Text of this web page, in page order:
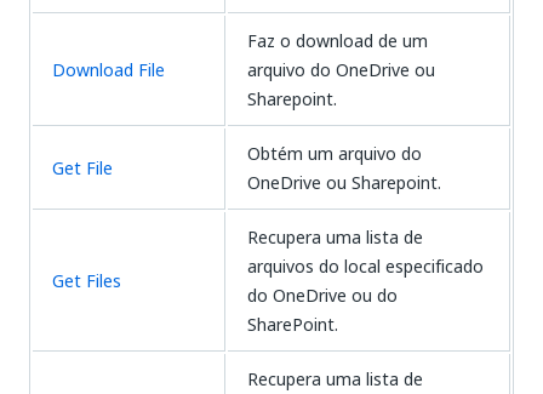
Download File
Faz o download de um
arquivo do OneDrive ou
Sharepoint.
Get File
Obtém um arquivo do
OneDrive ou Sharepoint.
Get Files
Recupera uma lista de
arquivos do local especificado
do OneDrive ou do
SharePoint.
Recupera uma lista de